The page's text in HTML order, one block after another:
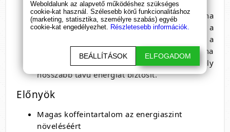
Koffein és guarana: A koffein és a guarana
kombinációja növeli az energiaszintet és a
mentális fókuszt, így segít átlépni a
holtpontokon az edzés során. A guarana
természetes eredetű koffeinforrás, amely
hosszabb távú energiát biztosít.
Előnyök
Magas koffeintartalom az energiaszint
növeléséért
Weboldalunk az alapvető működéshez szükséges
cookie-kat használ. Szélesebb körű funkcionalitáshoz
(marketing, statisztika, személyre szabás) egyéb
cookie-kat engedélyezhet. Részletesebb információk.
BEÁLLÍTÁSOK ELFOGADOM